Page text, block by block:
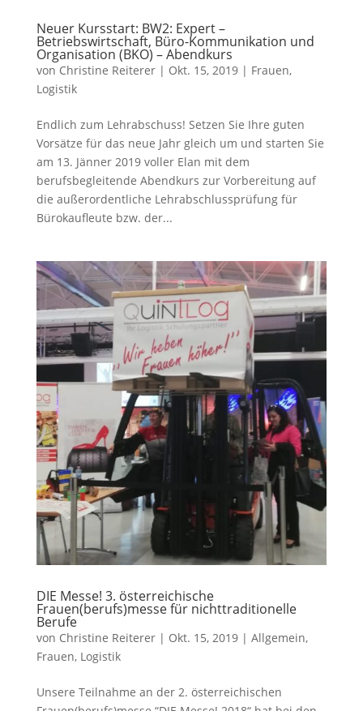
Neuer Kursstart: BW2: Expert –
Betriebswirtschaft, Büro-Kommunikation und
Organisation (BKO) – Abendkurs
von Christine Reiterer| Okt. 15, 2019| Frauen,
Logistik
Endlich zum Lehrabschuss! Setzen Sie Ihre guten
Vorsätze für das neue Jahr gleich um und starten Sie
am 13. Jänner 2019 voller Elan mit dem
berufsbegleitende Abendkurs zur Vorbereitung auf
die außerordentliche Lehrabschlussprüfung für
Bürokaufleute bzw. der...
DIE Messe! 3. österreichische
Frauen(berufs)messe für nichttraditionelle
Berufe
von Christine Reiterer| Okt. 15, 2019| Allgemein,
Frauen, Logistik
Unsere Teilnahme an der 2. österreichischen